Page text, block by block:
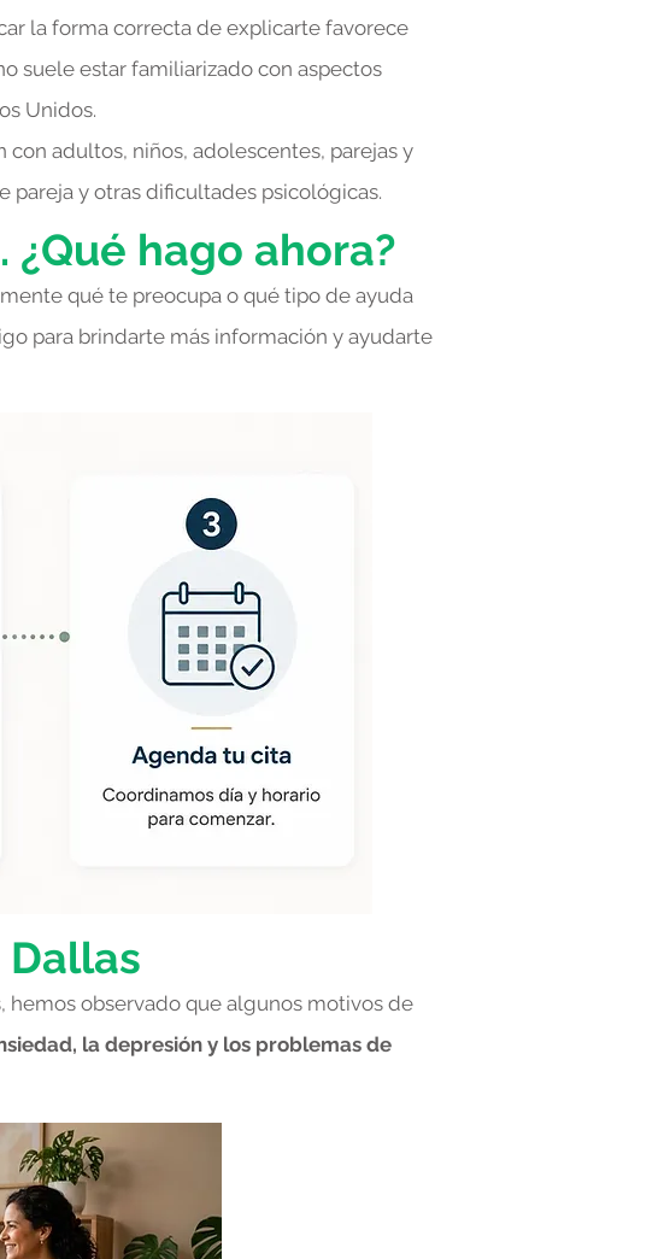
la forma correcta de explicarte favorece
suele estar familiarizado con aspectos
Unidos.
con adultos, niños, adolescentes, parejas y
pareja y otras dificultades psicológicas.
hago ahora?
qué te preocupa o qué tipo de ayuda
para brindarte más información y ayudarte
hemos observado que algunos motivos de
la depresión y los problemas de